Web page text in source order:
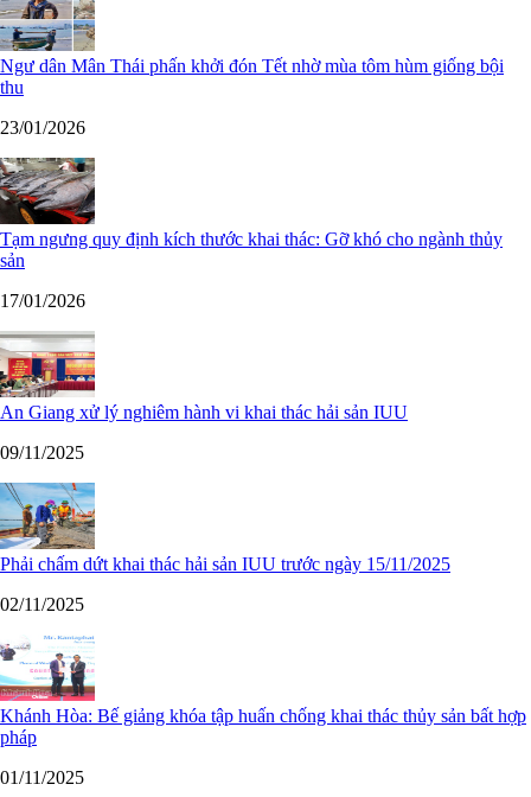
Ngư dân Mân Thái phấn khởi đón Tết nhờ mùa tôm hùm giống bội
thu
23/01/2026
Tạm ngưng quy định kích thước khai thác: Gỡ khó cho ngành thủy
sản
17/01/2026
An Giang xử lý nghiêm hành vi khai thác hải sản IUU
09/11/2025
Phải chấm dứt khai thác hải sản IUU trước ngày 15/11/2025
02/11/2025
Khánh Hòa: Bế giảng khóa tập huấn chống khai thác thủy sản bất hợp
pháp
01/11/2025